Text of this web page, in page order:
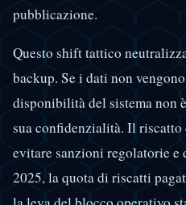
pubblicazione.
Questo shift tattico
backup. Se i dati non
disponibilità del sistema non
sua confidenzialità. Il riscatto
evitare sanzioni regolatorie
2025, la quota di riscatti